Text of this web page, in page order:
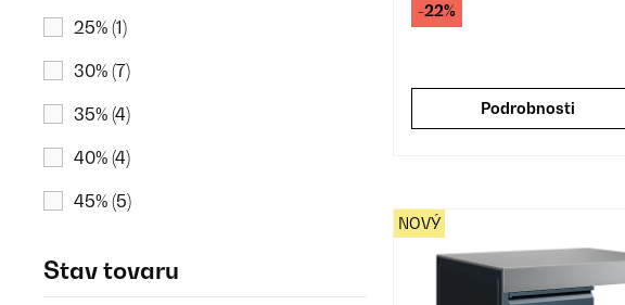
25% (1)
30% (7)
35% (4)
40% (4)
45% (5)
Stav tovaru
-22%
Podrobnosti
NOVÝ